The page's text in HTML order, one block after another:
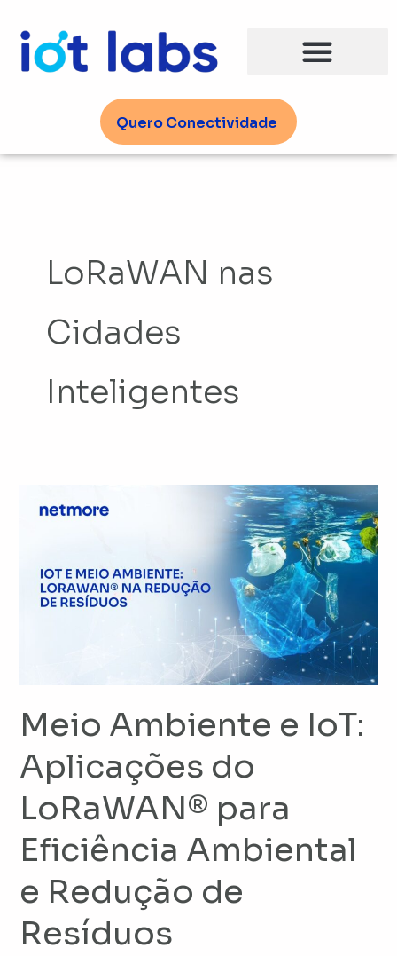
para
Quero Conectividade
LoRaWAN nas
Cidades
Inteligentes
Meio Ambiente e IoT:
Aplicações do
LoRaWAN® para
Eficiência Ambiental
e Redução de
Resíduos
Ambiente
IoT:
Aplicações
Eficiência
Ambiental
e
Redução
de
Resíduos